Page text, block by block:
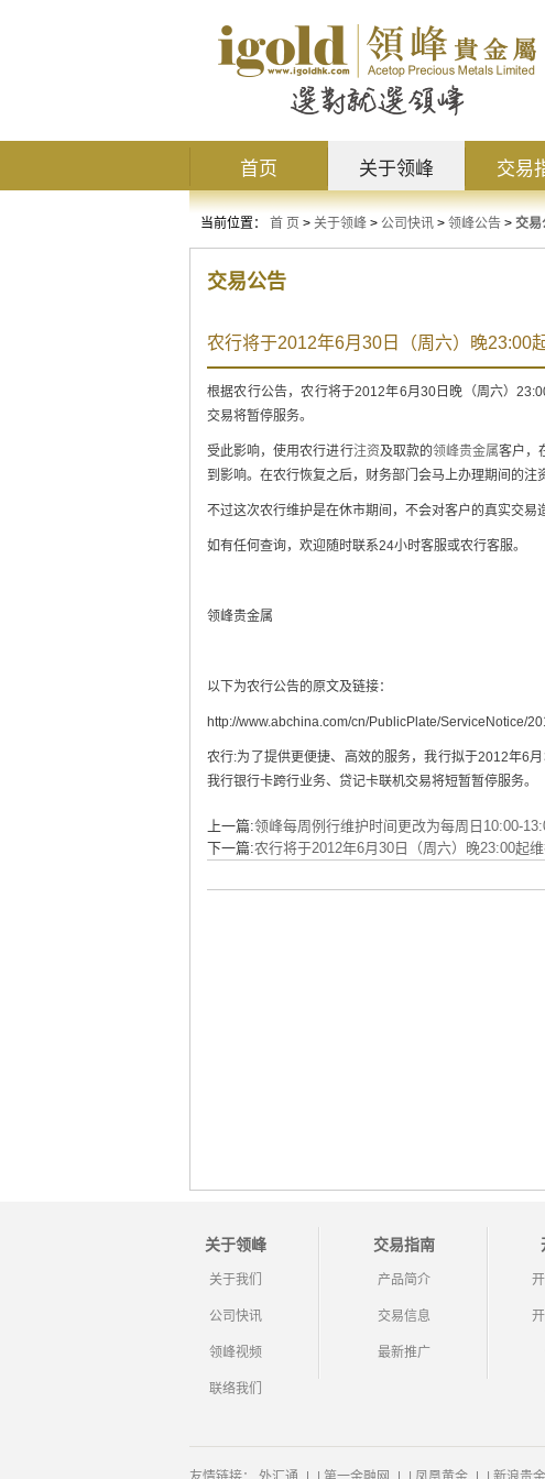
首页 关于领峰 交易
当前位置： 首 页 > 关于领峰 > 公司快讯 > 领峰公告 > 交易
交易公告
农行将于2012年6月30日（周六）晚23:00
根据农行公告，农行将于2012年6月30日晚（周六）
交易将暂停服务。
受此影响，使用农行进行注资及取款的领峰贵金属客户，
到影响。在农行恢复之后，财务部门会马上办理期间的注
不过这次农行维护是在休市期间，不会对客户的真实交易
如有任何查询，欢迎随时联系24小时客服或农行客服。
领峰贵金属
以下为农行公告的原文及链接：
http://www.abchina.com/cn/PublicPlate/ServiceNotice/
农行:为了提供更便捷、高效的服务，我行拟于2012年6
我行银行卡跨行业务、贷记卡联机交易将短暂暂停服务。
上一篇:领峰每周例行维护时间更改为每周日10:00-
下一篇:农行将于2012年6月30日（周六）晚23:00起
关于领峰
关于我们
公司快讯
领峰视频
联络我们
交易指南
产品简介
交易信息
最新推广